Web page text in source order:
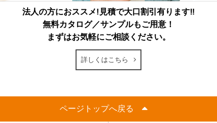
法人の方におススメ!見積で大口割引有ります‼
無料カタログ／サンプルもご用意！
まずはお気軽にご相談ください。
詳しくはこちら
ページトップへ戻る